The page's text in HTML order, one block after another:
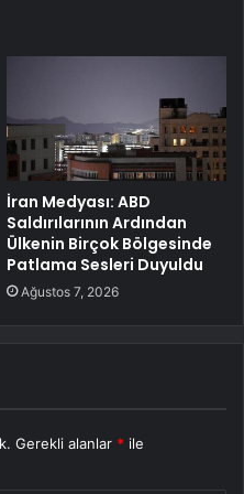
İran Medyası: ABD
Saldırılarının Ardından
Ülkenin Birçok Bölgesinde
Patlama Sesleri Duyuldu
Ağustos 7, 2026
Gerekli alanlar * ile